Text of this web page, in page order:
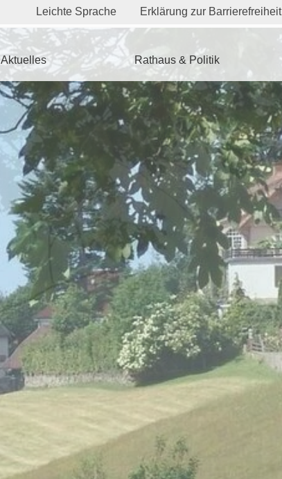
Leichte Sprache Erklärung zur Barrierefreiheit
Aktuelles Rathaus & Politik